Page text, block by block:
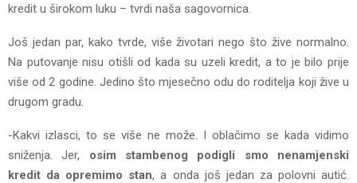
kredit u širokom luku – tvrdi naša sagovornica.
Još jedan par, kako tvrde, više životari nego što žive normalno.
Na putovanje nisu otišli od kada su uzeli kredit, a to je bilo prije
više od 2 godine. Jedino što mjesečno odu do roditelja koji žive u
drugom gradu.
-Kakvi izlasci, to se više ne može. I oblačimo se kada vidimo
sniženja. Jer, osim stambenog podigli smo nenamjenski
kredit da opremimo stan, a onda još jedan za polovni autić.